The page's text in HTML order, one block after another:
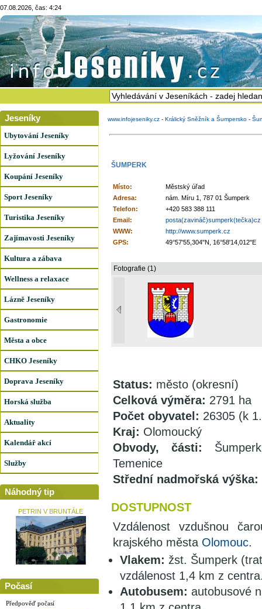
07.08.2026, čas: 4:24
Jeseníky
Ubytování Jeseníky
Lyžování Jeseníky
Koupání Jeseníky
Sport Jeseníky
Turistika Jeseníky
Zajímavosti Jeseníky
Kultura a zábava
Wellness a relaxace
Lázně Jeseníky
Gastronomie
Města a obce
CHKO Jeseníky
Doprava Jeseníky
Horská služba
Aktuality
Kalendář akcí
Služby
Náhodný tip
PETRIN V BRUNTÁLE
Počasí
Předpověď počasí
www.infojeseniky.cz - Králický Sněžník a Šumpersko -
ŠUMPERK
Místo:
Městský úřad
Adresa:
nám. Míru 1, 787 01 Šumperk
Telefon:
+420 583 388 111
Email:
posta(zavináč)sumperk(tečka)cz
WWW:
http://www.sumperk.cz
GPS:
49°57'55,304"N, 16°58'14,012"E
Fotografie (1)
Status: město (okresní)
Celková výměra: 2791 ha
Počet obyvatel: 26305 (k
Kraj: Olomoucký
Obvody, části:
Temenice
Střední nadmořská výška:
DOSTUPNOST
Vzdálenost vzdušnou
krajského města Olomouc.
Vlakem: žst. Šumperk
vzdálenost 1,4 km z
Autobusem: autobusové